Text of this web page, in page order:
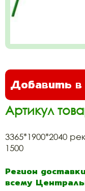
Добавить в
Артикул
3365*1900*2040
1500
Регион
всему